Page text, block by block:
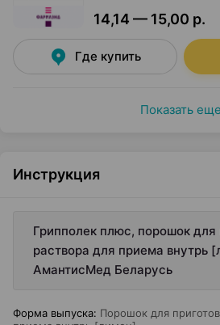
14,14 — 15,00 р.
Где купить
Показать еще
Инструкция
Грипполек плюс, порошок для
раствора для приема внутрь
АмантисМед Беларусь
Форма выпуска: Порошок для